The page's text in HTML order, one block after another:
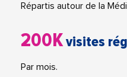
Répartis autour de la
200Kvisites
Par mois.